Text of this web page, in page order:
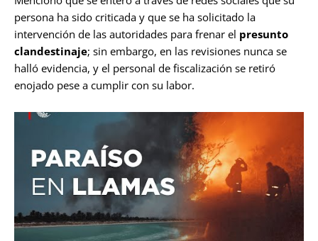
persona ha sido criticada y que se ha solicitado la
intervención de las autoridades para frenar el presunto
clandestinaje; sin embargo, en las revisiones nunca se
halló evidencia, y el personal de fiscalización se retiró
enojado pese a cumplir con su labor.